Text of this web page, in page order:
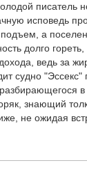
писатель
исповедь
а
долго
ведь за
судно
знающий
не ожидая